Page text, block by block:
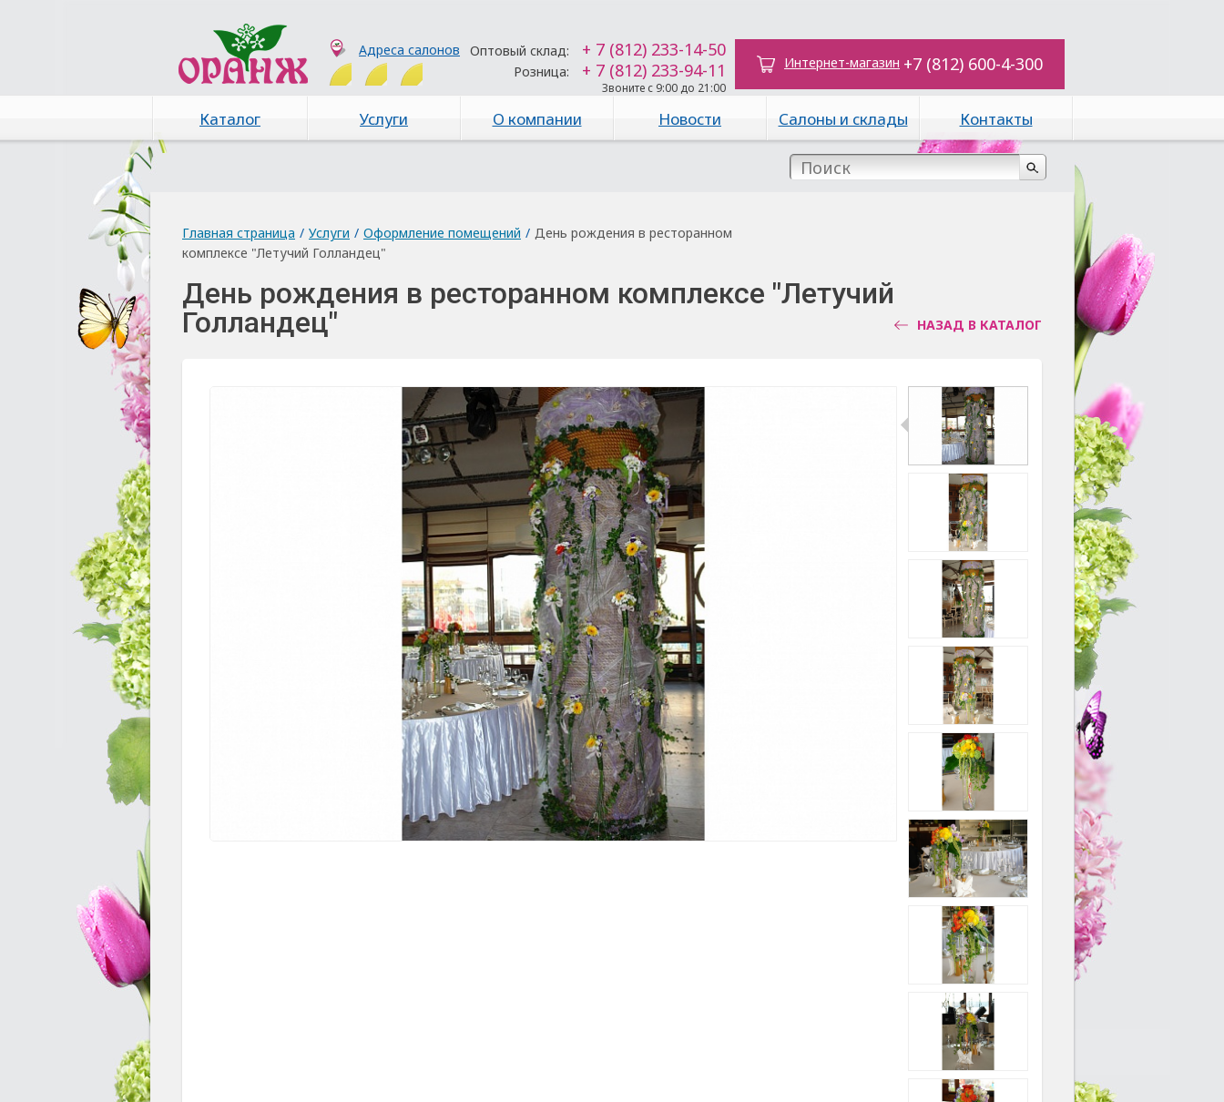
Адреса салонов Оптовый склад: + 7 (812) 233-14-50
Розница: + 7 (812) 233-94-11
Звоните с 9:00 до 21:00
Интернет-магазин +7 (812) 600-4-300
Каталог Услуги О компании Новости Салоны и склады Контакты
Главная страница / Услуги / Оформление помещений / День рождения в ресторанном
комплексе "Летучий Голландец"
День рождения в ресторанном комплексе "Летучий
Голландец"
НАЗАД В КАТАЛОГ